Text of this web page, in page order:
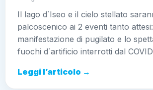
Il lago d`Iseo e il cielo stellato
palcoscenico ai 2 eventi tanto
manifestazione di pugilato e lo
fuochi d`artificio interrotti dal COVID
Leggi l’articolo →